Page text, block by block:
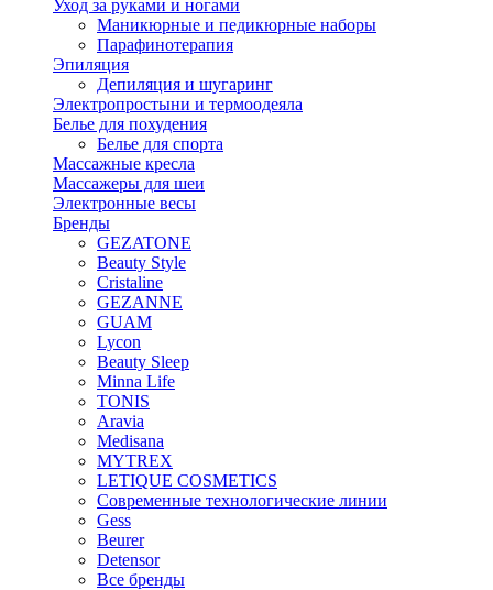
Уход за руками и ногами
Маникюрные и педикюрные наборы
Парафинотерапия
Эпиляция
Депиляция и шугаринг
Электропростыни и термоодеяла
Белье для похудения
Белье для спорта
Массажные кресла
Массажеры для шеи
Электронные весы
Бренды
GEZATONE
Beauty Style
Cristaline
GEZANNE
GUAM
Lycon
Beauty Sleep
Minna Life
TONIS
Aravia
Medisana
MYTREX
LETIQUE COSMETICS
Современные технологические линии
Gess
Beurer
Detensor
Все бренды